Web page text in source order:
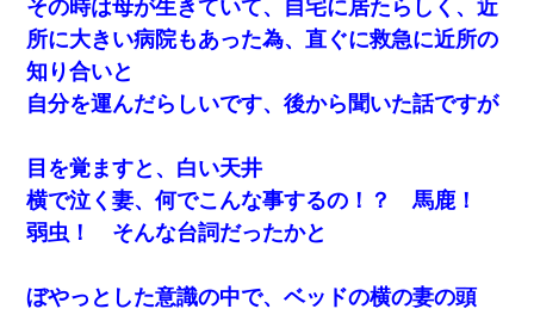
その時は母が生きていて、自宅に居たらしく、近
所に大きい病院もあった為、直ぐに救急に近所の
知り合いと
自分を運んだらしいです、後から聞いた話ですが
目を覚ますと、白い天井
横で泣く妻、何でこんな事するの！？ 馬鹿！
弱虫！ そんな台詞だったかと
ぼやっとした意識の中で、ベッドの横の妻の頭